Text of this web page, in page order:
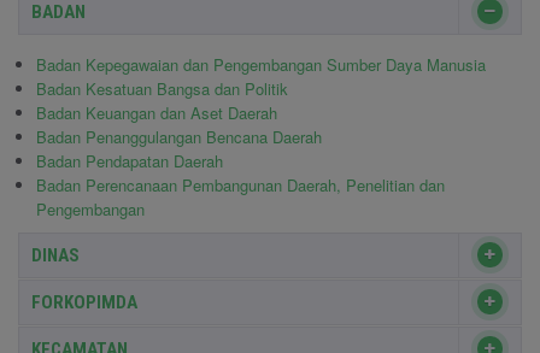
BADAN
Badan Kepegawaian dan Pengembangan Sumber Daya Manusia
Badan Kesatuan Bangsa dan Politik
Badan Keuangan dan Aset Daerah
Badan Penanggulangan Bencana Daerah
Badan Pendapatan Daerah
Badan Perencanaan Pembangunan Daerah, Penelitian dan
Pengembangan
DINAS
FORKOPIMDA